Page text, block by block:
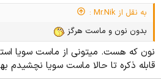
به نقل از Mr.Nik :
بدون نون و ماست هرگز
نون که هست. میتونی از ماست سویا
قابله ذکره تا حالا ماست سویا